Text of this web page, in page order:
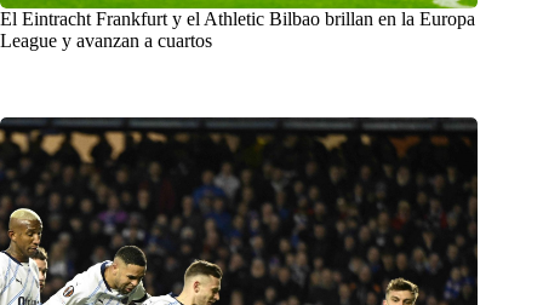
El Eintracht Frankfurt y el Athletic Bilbao brillan en la Europa
League y avanzan a cuartos